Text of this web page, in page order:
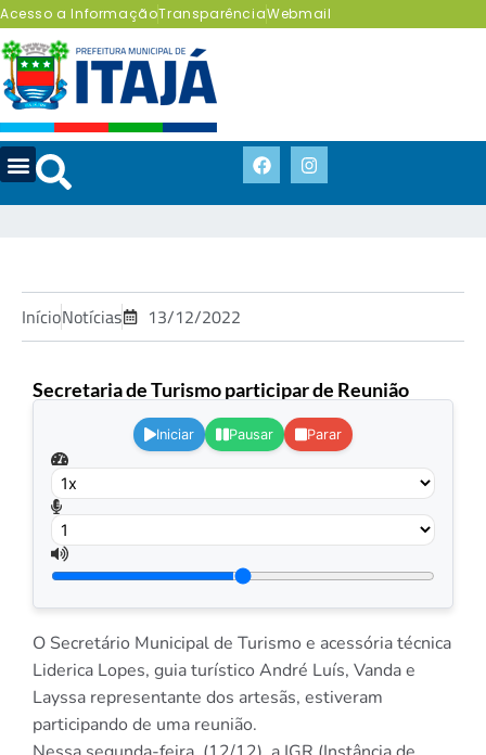
Acesso a InformaçãoTransparênciaWebmail
InícioNotícias 13/12/2022
Secretaria de Turismo participar de Reunião
Iniciar Pausar Parar
O Secretário Municipal de Turismo e acessória técnica
Liderica Lopes, guia turístico André Luís, Vanda e
Layssa representante dos artesãs, estiveram
participando de uma reunião.